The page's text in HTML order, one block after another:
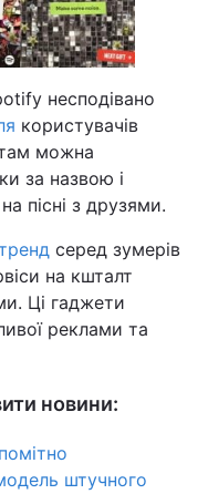
несподівано
користувачів
там можна
за назвою і
пісні з друзями.
серед зумерів
на кшталт
Ці гаджети
реклами та
новини:
штучного